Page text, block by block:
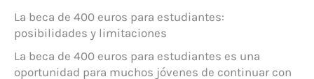
La beca de 400 euros para estudiantes:
posibilidades y limitaciones
La beca de 400 euros para estudiantes es una
oportunidad para muchos jóvenes de continuar con